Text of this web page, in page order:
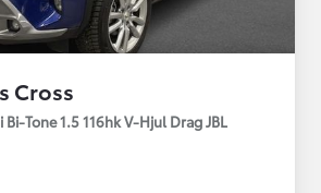
Cross
Tone 1.5 116hk V-Hjul Drag JBL